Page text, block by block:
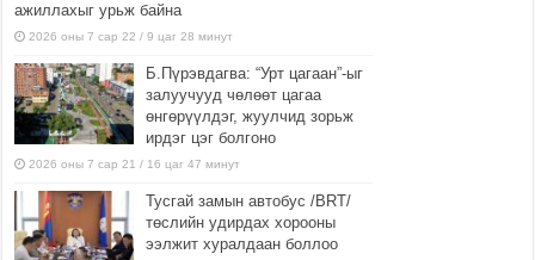
ажиллахыг урьж байна
2026 оны 7 сар 22 / 9 цаг 28 минут
Б.Пүрэвдагва: “Урт цагаан”-ыг
залуучууд чөлөөт цагаа
өнгөрүүлдэг, жуулчид зорьж
ирдэг цэг болгоно
2026 оны 7 сар 21 / 16 цаг 47 минут
Тусгай замын автобус /BRT/
төслийн удирдах хорооны
ээлжит хуралдаан боллоо